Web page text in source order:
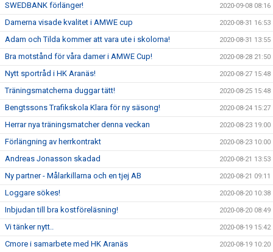
SWEDBANK förlänger! 2020-09-08 08:16
Damerna visade kvalitet i AMWE cup 2020-08-31 16:53
Adam och Tilda kommer att vara ute i skolorna! 2020-08-31 13:55
Bra motstånd för våra damer i AMWE Cup! 2020-08-28 21:50
Nytt sportråd i HK Aranäs! 2020-08-27 15:48
Träningsmatcherna duggar tätt! 2020-08-25 15:48
Bengtssons Trafikskola Klara för ny säsong! 2020-08-24 15:27
Herrar nya träningsmatcher denna veckan 2020-08-23 19:00
Förlängning av herrkontrakt 2020-08-23 10:00
Andreas Jonasson skadad 2020-08-21 13:53
Ny partner - Målarkillarna och en tjej AB 2020-08-21 09:11
Loggare sökes! 2020-08-20 10:38
Inbjudan till bra kostföreläsning! 2020-08-20 08:49
Vi tänker nytt.. 2020-08-19 15:42
Cmore i samarbete med HK Aranäs 2020-08-19 10:20